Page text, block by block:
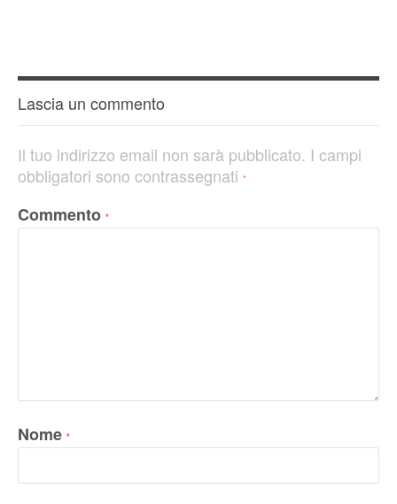
Lascia un commento
Il tuo indirizzo email non sarà pubblicato. I campi
obbligatori sono contrassegnati *
Commento *
Nome *